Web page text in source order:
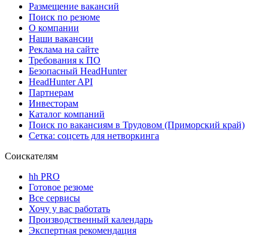
Размещение вакансий
Поиск по резюме
О компании
Наши вакансии
Реклама на сайте
Требования к ПО
Безопасный HeadHunter
HeadHunter API
Партнерам
Инвесторам
Каталог компаний
Поиск по вакансиям в Трудовом (Приморский край)
Сетка: соцсеть для нетворкинга
Соискателям
hh PRO
Готовое резюме
Все сервисы
Хочу у вас работать
Производственный календарь
Экспертная рекомендация